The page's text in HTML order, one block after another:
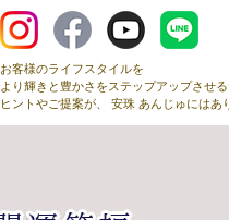
お客様のライフスタイルを
より輝きと豊かさをステップアップさせ
ヒントやご提案が、 安珠 あんじゅにはあ